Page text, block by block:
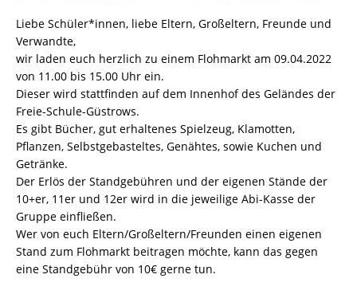
Liebe Schüler*innen, liebe Eltern, Großeltern, Freunde und
Verwandte,
wir laden euch herzlich zu einem Flohmarkt am 09.04.2022
von 11.00 bis 15.00 Uhr ein.
Dieser wird stattfinden auf dem Innenhof des Geländes der
Freie-Schule-Güstrows.
Es gibt Bücher, gut erhaltenes Spielzeug, Klamotten,
Pflanzen, Selbstgebasteltes, Genähtes, sowie Kuchen und
Getränke.
Der Erlös der Standgebühren und der eigenen Stände der
10+er, 11er und 12er wird in die jeweilige Abi-Kasse der
Gruppe einfließen.
Wer von euch Eltern/Großeltern/Freunden einen eigenen
Stand zum Flohmarkt beitragen möchte, kann das gegen
eine Standgebühr von 10€ gerne tun.